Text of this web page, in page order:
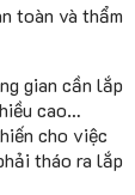
toàn và thẩm
gian cần lắp
cao…
cho việc
tháo ra lắp